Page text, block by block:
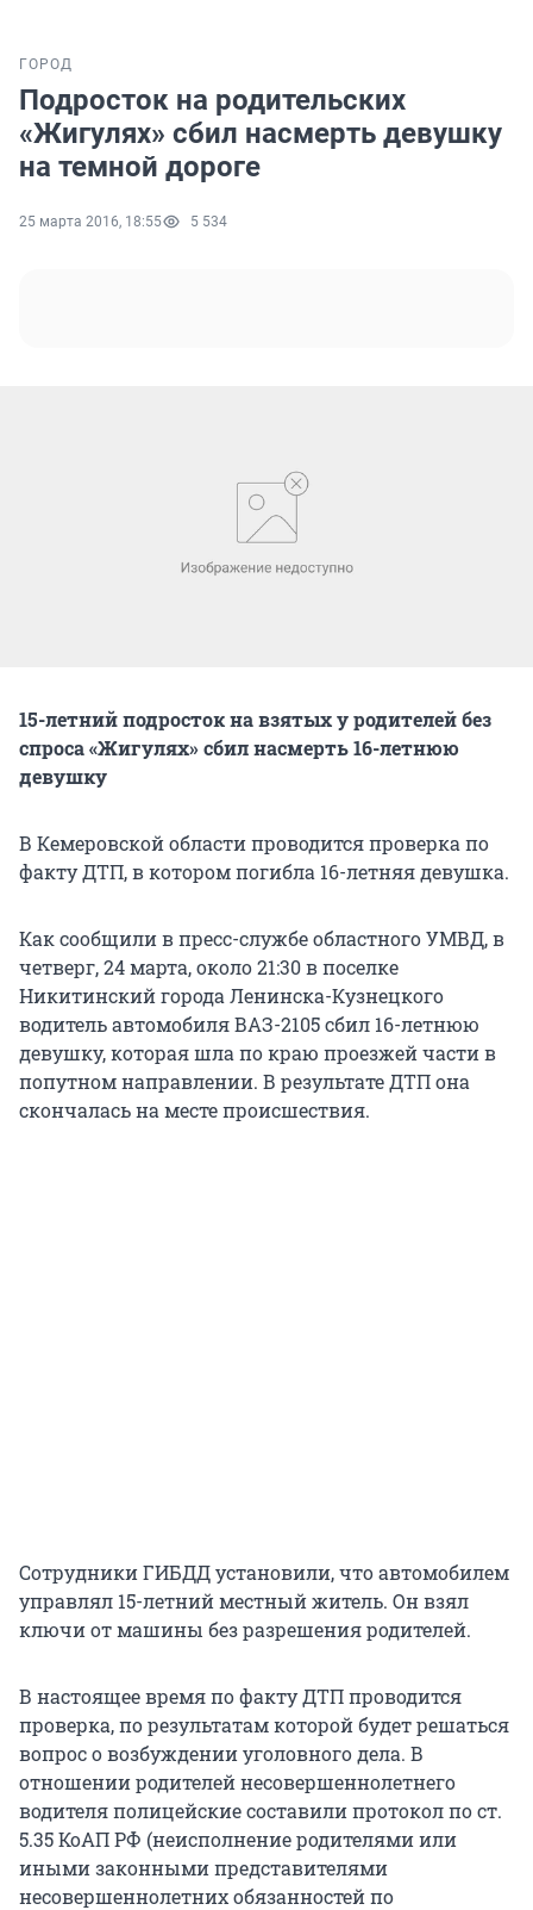
ГОРОД
Подросток на родительских
«Жигулях» сбил насмерть девушку
на темной дороге
25 марта 2016, 18:55 5 534
15-летний подросток на взятых у родителей без
спроса «Жигулях» сбил насмерть 16-летнюю
девушку
В Кемеровской области проводится проверка по
факту ДТП, в котором погибла 16-летняя девушка.
Как сообщили в пресс-службе областного УМВД, в
четверг, 24 марта, около 21:30 в поселке
Никитинский города Ленинска-Кузнецкого
водитель автомобиля ВАЗ-2105 сбил 16-летнюю
девушку, которая шла по краю проезжей части в
попутном направлении. В результате ДТП она
скончалась на месте происшествия.
Сотрудники ГИБДД установили, что автомобилем
управлял 15-летний местный житель. Он взял
ключи от машины без разрешения родителей.
В настоящее время по факту ДТП проводится
проверка, по результатам которой будет решаться
вопрос о возбуждении уголовного дела. В
отношении родителей несовершеннолетнего
водителя полицейские составили протокол по ст.
5.35 КоАП РФ (неисполнение родителями или
иными законными представителями
несовершеннолетних обязанностей по